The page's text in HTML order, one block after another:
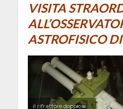
VISITA
ASTROFISICO
il rifrattore doppio